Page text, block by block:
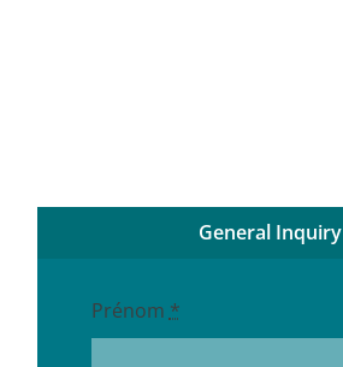
General Inquiry
Prénom *